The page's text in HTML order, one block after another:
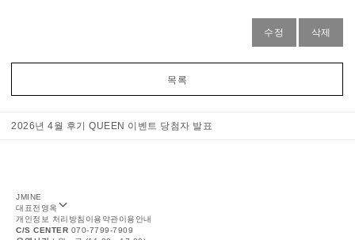
수정 삭제
목록
2026년 4월 후기 QUEEN 이벤트 당첨자 발표
JMINE
대표전영옥
개인정보 처리방침 이용약관이용안내
C/S CENTER 070-7799-7909